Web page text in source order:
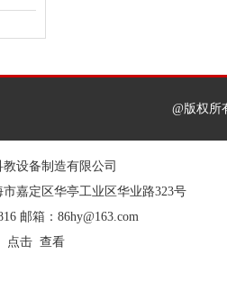
@版权
设备制造有限公司
嘉定区华亭工业区华业路323号
邮箱：86hy@163.com
点击 查看